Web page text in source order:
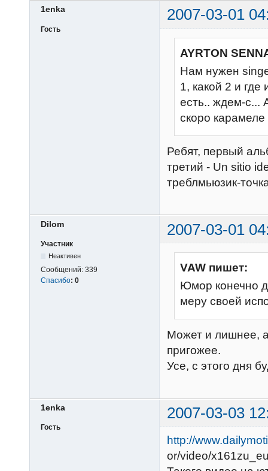
1enka 2007-03-01
Гость
AYRTON
Нам нужен
1, какой 2 и где
есть.. ждем-с...
скоро
Ребят, первый
третий - Un sitio
треблмьюзик-
Dilom 2007-03-01
Участник
Неактивен
Сообщений: 339
Спасибо: 0
VAW пишет:
Юмор конечно
меру своей
Может и лишнее,
пригожее.
Усе, с этого дня
1enka 2007-03-03
Гость
http://
or/video/